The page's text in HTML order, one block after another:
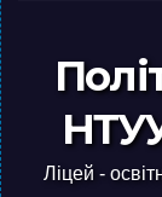
Ліцей -